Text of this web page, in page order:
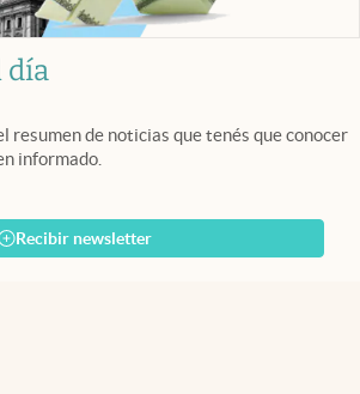
día
resumen de noticias que tenés que conocer
informado.
Recibir newsletter